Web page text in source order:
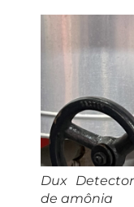
Dux
de amônia